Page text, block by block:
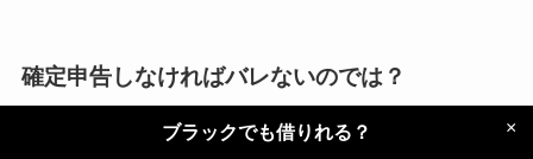
確定申告しなければバレないのでは？
バレるバレない以前に、確定申告しないのは脱税
ブラックでも借りれる？ ×